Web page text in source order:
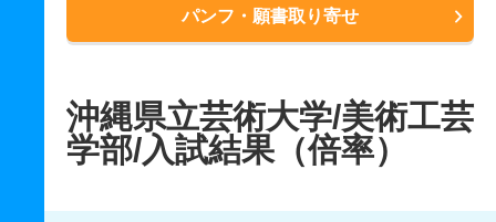
パンフ・願書取り寄せ
沖縄県立芸術大学/美術工芸
学部/入試結果（倍率）